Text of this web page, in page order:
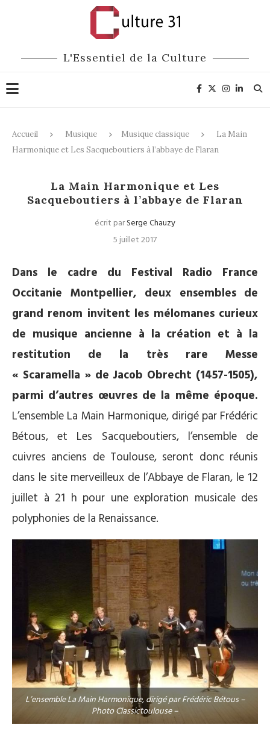
L'Essentiel de la Culture
Accueil Musique Musique classique
La Main
Harmonique et Les Sacqueboutiers à l’abbaye de Flaran
La Main Harmonique et Les
Sacqueboutiers à l’abbaye de Flaran
écrit parSerge Chauzy
5 juillet 2017
Dans le cadre du Festival Radio France
Occitanie Montpellier, deux ensembles de
grand renom invitent les mélomanes curieux
de musique ancienne à la création et à la
restitution de la très rare Messe
« Scaramella » de Jacob Obrecht (1457-1505),
parmi d’autres œuvres de la même époque.
L’ensemble La Main Harmonique, dirigé par Frédéric
Bétous, et Les Sacqueboutiers, l’ensemble de
cuivres anciens de Toulouse, seront donc réunis
dans le site merveilleux de l’Abbaye de Flaran, le 12
juillet à 21 h pour une exploration musicale des
polyphonies de la Renaissance.
L’ensemble La Main Harmonique, dirigé par Frédéric Bétous –
Photo Classictoulouse –